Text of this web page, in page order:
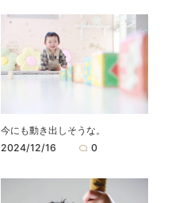
今にも動き出しそうな。
2024/12/16
0